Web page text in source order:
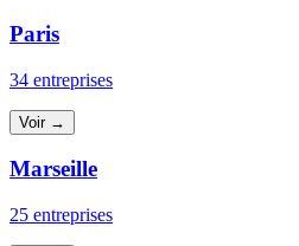
Paris
34 entreprises
Voir →
Marseille
25 entreprises